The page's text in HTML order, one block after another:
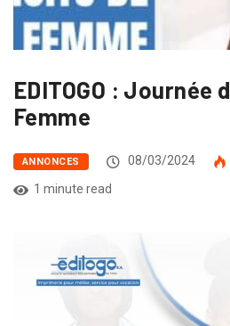
EDITOGO : Journée
Femme
ANNONCES 08/03/2024
1 minute read